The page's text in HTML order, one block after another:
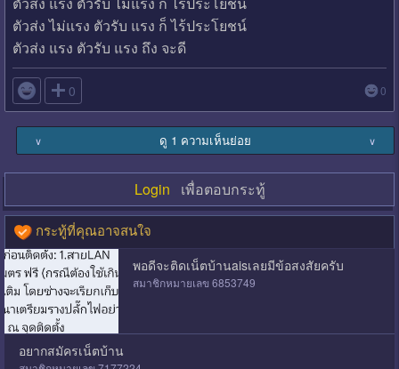
ตัวส่ง ไม่แรง ตัวรับ แรง ก็ ไร้ประโยชน์
ตัวส่ง แรง ตัวรับ แรง ถึง จะดี
 0 0
∨ ดู 1 ความเห็นย่อย ∨
Login เพื่อตอบกระทู้
กระทู้ที่คุณอาจสนใจ
พอดีจะติดเน็ตบ้านaisเลยมีข้อสงสัยครับ
สมาชิกหมายเลข 6853749
อยากสมัครเน็ตบ้าน